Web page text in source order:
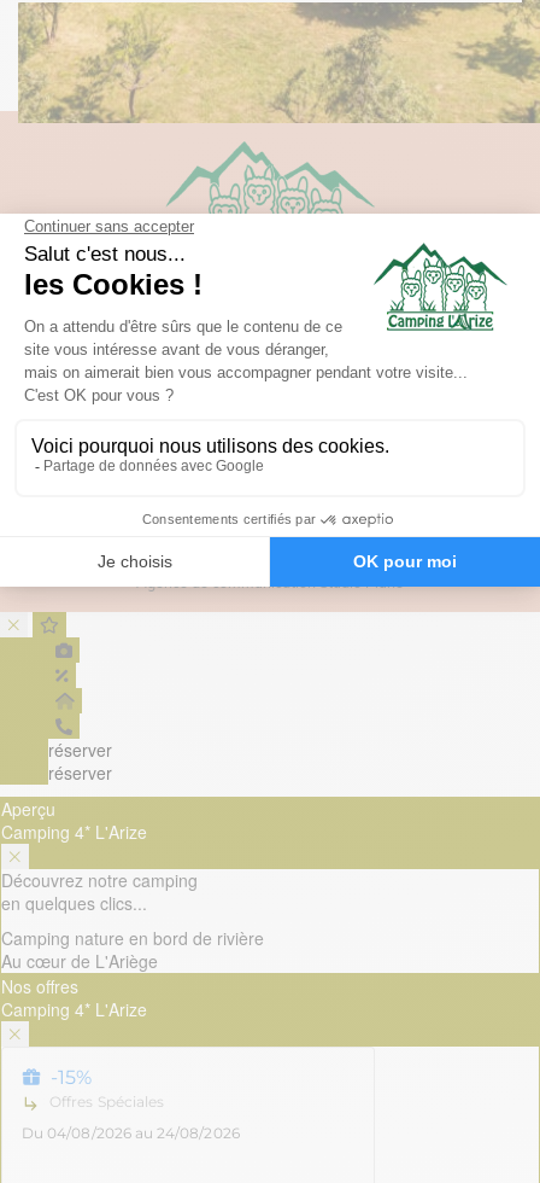
Route de Nescus - 09240 La Bastide-de-Sérou
Tél:05 61 65 81 51
E-mail:camping.arize@gmail.com
GPS: Latitude= 43.0018 - Longitude= 1.4454
réserver
réserver
Aperçu
Camping 4* L'Arize
Découvrez notre camping
en quelques clics...
Camping nature en bord de rivière
Au cœur de L'Ariège
Nos offres
Camping 4* L'Arize